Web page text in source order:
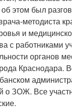
этом был
методиста
и
с работниками
органов
Краснодара.
о ЗОЖ. Все